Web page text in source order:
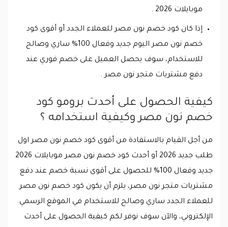
موبايلات 2026 .
إذا كان كود خصم نون مصر للعملاء الجدد أو أقوى كود
خصم نون مصر اليوم جديد وفعال 100% ساري وصالح
للاستخدام، سوف يحصل العميل على خصم فوري عند
دفع مشتريات متجر نون مصر .
كيفية الحصول على أحدث برومو كود
خصم نون مصر وكيفية استخدامه ؟
من أجل القيام بالاستفادة من أقوى كود خصم نون مصر اول
طلب جديد 2026 أو أحدث كود خصم نون مصر موبايلات 2026
جديد وفعال 100% للحصول على أقوى نسبة خصم عند دفع
مشتريات متجر نون مصر، يلزم أن يكون كود خصم نون مصر
للعملاء الجدد ساري وصالح للاستخدام في الموقع الرسمي
الإلكتروني، والآن سوف نوفر لكم كيفية الحصول على أحدث